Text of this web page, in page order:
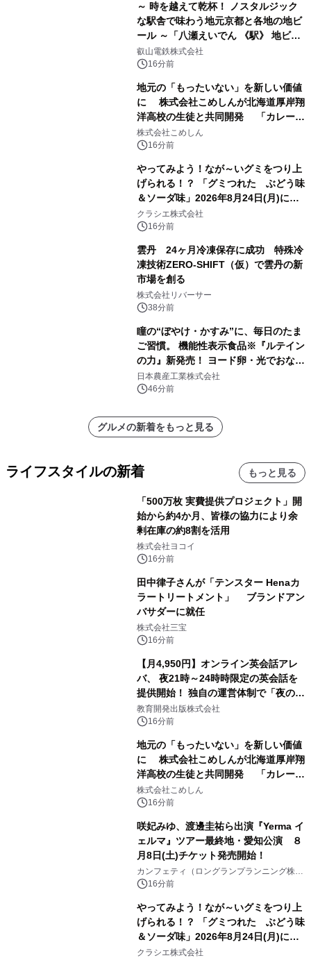
～ 時を越えて乾杯！ ノスタルジック
な駅舎で味わう地元京都と各地の地ビ
ール ～「八瀬えいでん 《駅》 地ビー
ル祭り」を開催します
叡山電鉄株式会社
16分前
地元の「もったいない」を新しい価値
に 株式会社こめしんが北海道厚岸翔
洋高校の生徒と共同開発 「カレー＆
いかくんおむすび」発売
株式会社こめしん
16分前
やってみよう！なが～いグミをつり上
げられる！？ 「グミつれた ぶどう味
＆ソーダ味」2026年8月24日(月)に登
場！
クラシエ株式会社
16分前
雲丹 24ヶ月冷凍保存に成功 特殊冷
凍技術ZERO-SHIFT（仮）で雲丹の新
市場を創る
株式会社リバーサー
38分前
瞳の“ぼやけ・かすみ”に、毎日のたま
ご習慣。 機能性表示食品※『ルテイン
の力』新発売！ ヨード卵・光でおなじ
みの日本農産工業より8月以降順次発
売
日本農産工業株式会社
46分前
グルメの新着をもっと見る
ライフスタイルの新着 もっと見る
「500万枚 実費提供プロジェクト」開
始から約4か月、皆様の協力により余
剰在庫の約8割を活用
株式会社ヨコイ
16分前
田中律子さんが「テンスター Henaカ
ラートリートメント」 ブランドアン
バサダーに就任
株式会社三宝
16分前
【月4,950円】オンライン英会話アレ
バ、 夜21時～24時時限定の英会話を
提供開始！ 独自の運営体制で「夜の予
約取れない問題」を解決
教育開発出版株式会社
16分前
地元の「もったいない」を新しい価値
に 株式会社こめしんが北海道厚岸翔
洋高校の生徒と共同開発 「カレー＆
いかくんおむすび」発売
株式会社こめしん
16分前
咲妃みゆ、渡邊圭祐ら出演『Yerma イ
ェルマ』ツアー最終地・愛知公演 ８
月8日(土)チケット発売開始！
カンフェティ（ロングランプランニング株式
会社）
16分前
やってみよう！なが～いグミをつり上
げられる！？ 「グミつれた ぶどう味
＆ソーダ味」2026年8月24日(月)に登
場！
クラシエ株式会社